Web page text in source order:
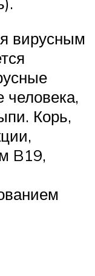
вирусным
Корь,
B19,